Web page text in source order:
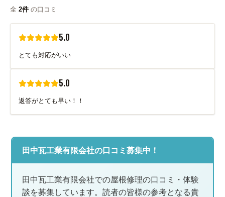
全 2件 の口コミ
5.0
とても対応がいい
5.0
返答がとても早い！！
田中瓦工業有限会社の口コミ募集中！
田中瓦工業有限会社での屋根修理の口コミ・体験
談を募集しています。読者の皆様の参考となる貴